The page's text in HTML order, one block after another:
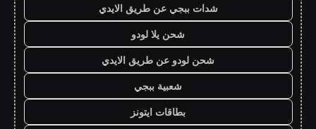
شدات ببجي عن طريق الايدي
شحن يلا لودو
شحن لودو عن طريق الايدي
شعبية ببجي
بطاقات ايتونز